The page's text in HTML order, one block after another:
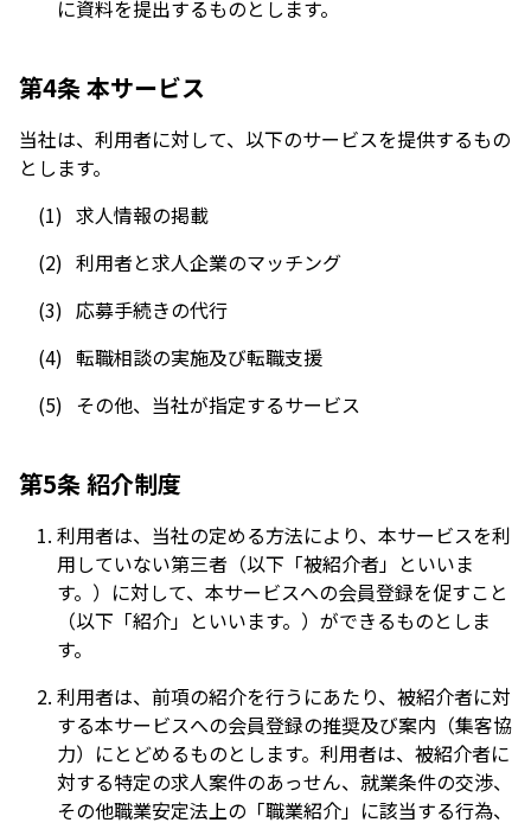
に資料を提出するものとします。
第4条 本サービス
当社は、利用者に対して、以下のサービスを提供するもの
とします。
求人情報の掲載
利用者と求人企業のマッチング
応募手続きの代行
転職相談の実施及び転職支援
その他、当社が指定するサービス
第5条 紹介制度
利用者は、当社の定める方法により、本サービスを利
用していない第三者（以下「被紹介者」といいま
す。）に対して、本サービスへの会員登録を促すこと
（以下「紹介」といいます。）ができるものとしま
す。
利用者は、前項の紹介を行うにあたり、被紹介者に対
する本サービスへの会員登録の推奨及び案内（集客協
力）にとどめるものとします。利用者は、被紹介者に
対する特定の求人案件のあっせん、就業条件の交渉、
その他職業安定法上の「職業紹介」に該当する行為、